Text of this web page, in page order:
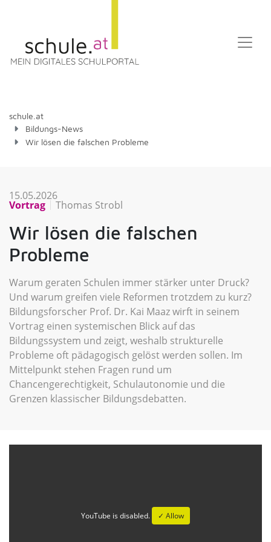
schule.at
Bildungs-News
Wir lösen die falschen Probleme
15.05.2026
Vortrag Thomas Strobl
Wir lösen die falschen
Probleme
Warum geraten Schulen immer stärker unter Druck?
Und warum greifen viele Reformen trotzdem zu kurz?
Bildungsforscher Prof. Dr. Kai Maaz wirft in seinem
Vortrag einen systemischen Blick auf das
Bildungssystem und zeigt, weshalb strukturelle
Probleme oft pädagogisch gelöst werden sollen. Im
Mittelpunkt stehen Fragen rund um
Chancengerechtigkeit, Schulautonomie und die
Grenzen klassischer Bildungsdebatten.
YouTube is disabled. ✓ Allow